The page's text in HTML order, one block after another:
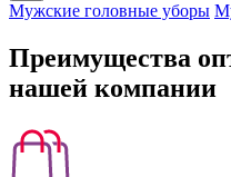
Мужские головные уборы
Преимущества
нашей компании